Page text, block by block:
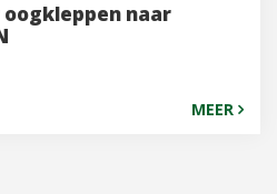
naar
MEER